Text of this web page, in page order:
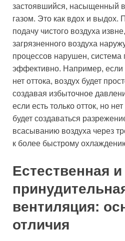
застоявшийся, насыщенный
газом. Это как вдох и выдох.
подачу чистого воздуха
загрязненного воздуха
процессов нарушен, система
эффективно. Например, если
нет оттока, воздух будет
создавая избыточное
если есть только отток, но
будет создаваться
всасыванию воздуха через
к более быстрому
Естественная и
вентиляция:
отличия